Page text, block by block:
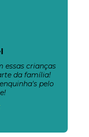
essas crianças
da família!
pelo